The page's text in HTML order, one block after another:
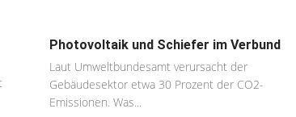
Photovoltaik und Schiefer im Verbund
Laut Umweltbundesamt verursacht der
Gebäudesektor etwa 30 Prozent der CO2-
Emissionen. Was...